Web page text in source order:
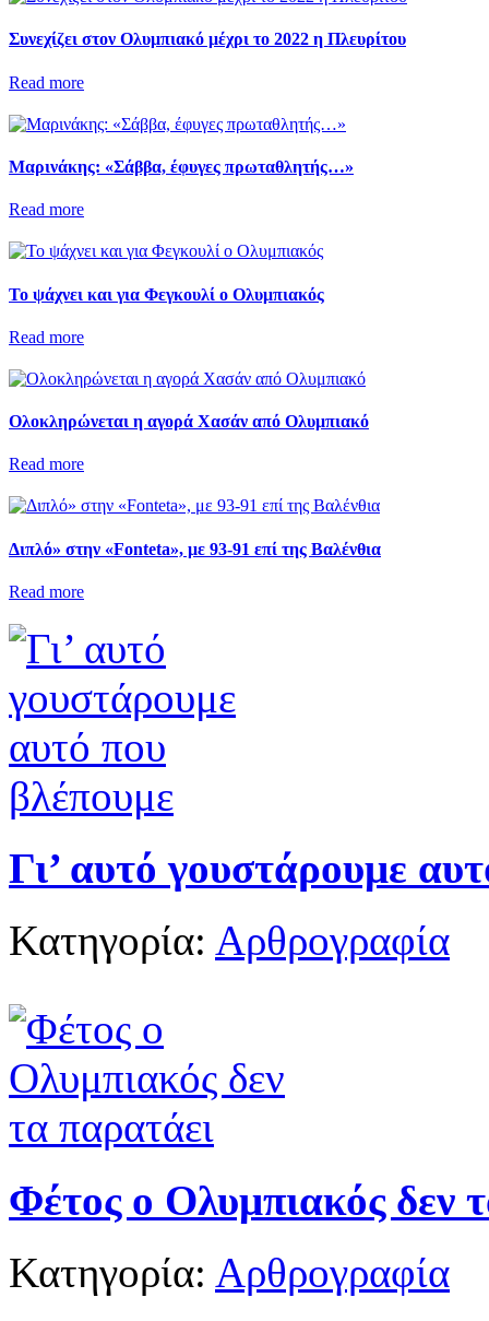
Συνεχίζει στον Ολυμπιακό μέχρι το 2022 η Πλευρίτου
Read more
Μαρινάκης: «Σάββα, έφυγες πρωταθλητής…»
Read more
Το ψάχνει και για Φεγκουλί ο Ολυμπιακός
Read more
Ολοκληρώνεται η αγορά Χασάν από Ολυμπιακό
Read more
Διπλό» στην «Fonteta», με 93-91 επί της Βαλένθια
Read more
Γι’ αυτό γουστάρουμε
Κατηγορία: Αρθρογραφία
Φέτος ο Ολυμπιακός δεν
Κατηγορία: Αρθρογραφία